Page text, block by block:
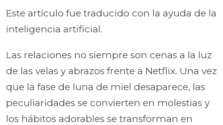
Este artículo fue traducido con la ayuda de la
inteligencia artificial.
Las relaciones no siempre son cenas a la luz
de las velas y abrazos frente a Netflix. Una vez
que la fase de luna de miel desaparece, las
peculiaridades se convierten en molestias y
los hábitos adorables se transforman en